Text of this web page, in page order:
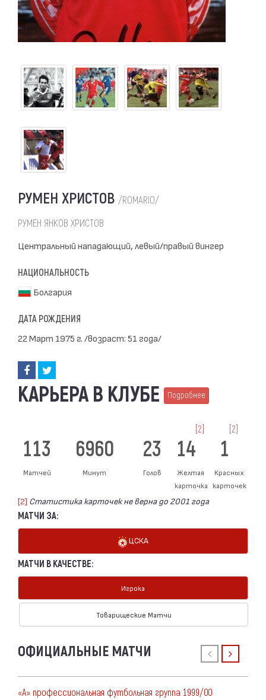
РУМЕН ХРИСТОВ /ROMARIO/
РУМЕН ЯНКОВ ХРИСТОВ
Центральный нападающий, левый/правый вингер
НАЦИОНАЛЬНОСТЬ
Болгария
ДАТА РОЖДЕНИЯ
22 Март 1975 г. /возраст: 51 года/
КАРЬЕРА В КЛУБЕ Подробнее
113
Матчей
6960
Минут
23
Голов
14
[2]
Желтая
карточка
1
[2]
Красных
карточек
[2] Статистика карточек не верна до 2001 года
МАТЧИ ЗА:
ЦСКА
МАТЧИ В КАЧЕСТВЕ:
Игрока
Товарищеские Матчи
ОФИЦИАЛЬНЫЕ МАТЧИ
«А» профессиональная футбольная группа 1999/00